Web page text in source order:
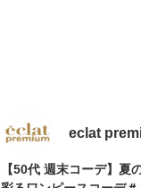
eclat
【50代 週末コーデ】夏